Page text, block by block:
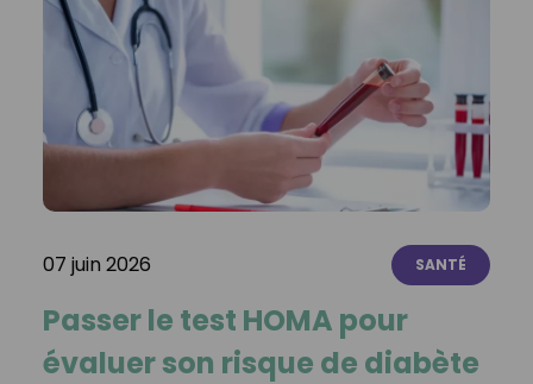
07 juin 2026 SANTÉ
Passer le test HOMA pour
évaluer son risque de diabète